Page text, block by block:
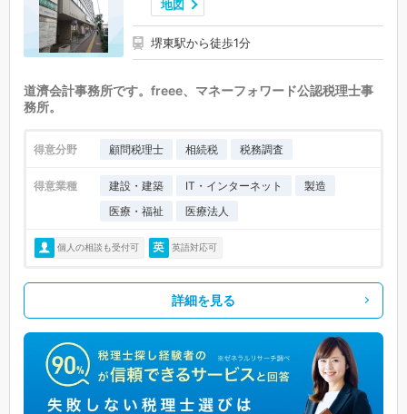
地図
堺東駅から徒歩1分
道濟会計事務所です。freee、マネーフォワード公認税理士事
務所。
得意分野 顧問税理士 相続税 税務調査
得意業種 建設・建築 IT・インターネット
製造
医療・福祉
医療法人
個人の相談も受付可 英語対応可
詳細を見る